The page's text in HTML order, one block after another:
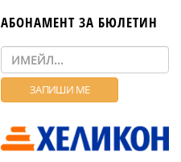
АБОНАМЕНТ ЗА БЮЛЕТИН